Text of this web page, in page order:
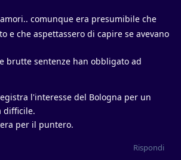
comunque era presumibile che
e che aspettassero di capire se avevano
brutte sentenze han obbligato ad
l'interesse del Bologna per un
difficile.
per il puntero.
Rispondi